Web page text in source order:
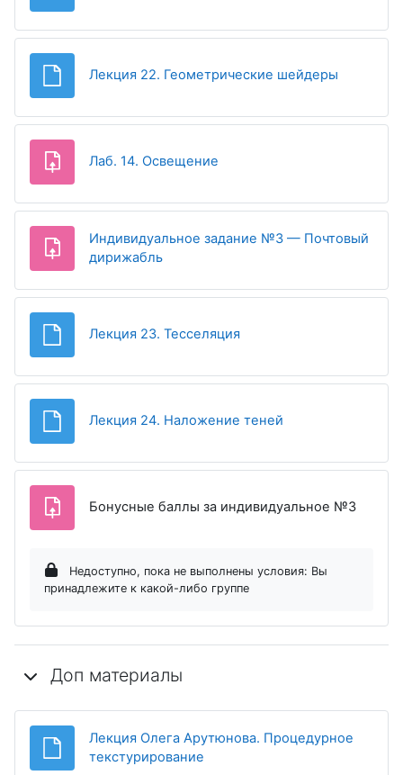
Лекция 22. Геометрические шейдеры
Лаб. 14. Освещение
Индивидуальное задание №3 — Почтовый
дирижабль
Лекция 23. Тесселяция
Лекция 24. Наложение теней
Бонусные баллы за индивидуальное №3
Недоступно, пока не выполнены условия: Вы
принадлежите к какой-либо группе
Доп материалы
Лекция Олега Арутюнова. Процедурное
текстурирование